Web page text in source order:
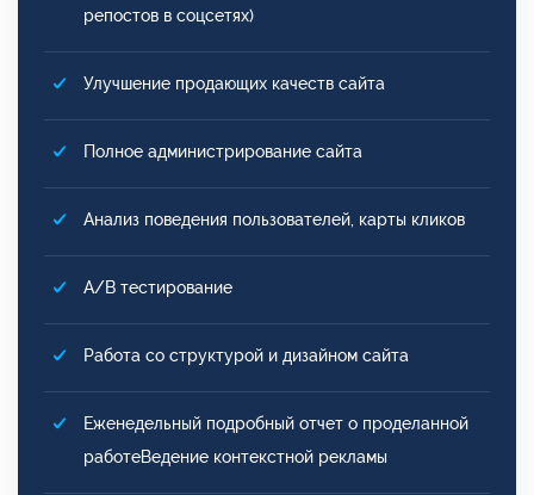
репостов в соцсетях)
Улучшение продающих качеств сайта
Полное администрирование сайта
Анализ поведения пользователей, карты кликов
A/B тестирование
Работа со структурой и дизайном сайта
Еженедельный подробный отчет о проделанной
работеВедение контекстной рекламы